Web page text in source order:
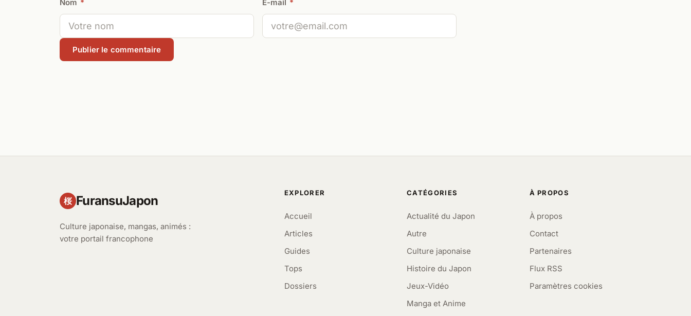
Nom * E-mail *
桜 FuransuJapon
Culture japonaise, mangas, animés :
votre portail francophone
EXPLORER
Accueil
Articles
Guides
Tops
Dossiers
CATÉGORIES
Actualité du Japon
Autre
Culture japonaise
Histoire du Japon
Jeux-Vidéo
Manga et Anime
À PROPOS
À propos
Contact
Partenaires
Flux RSS
Paramètres cookies